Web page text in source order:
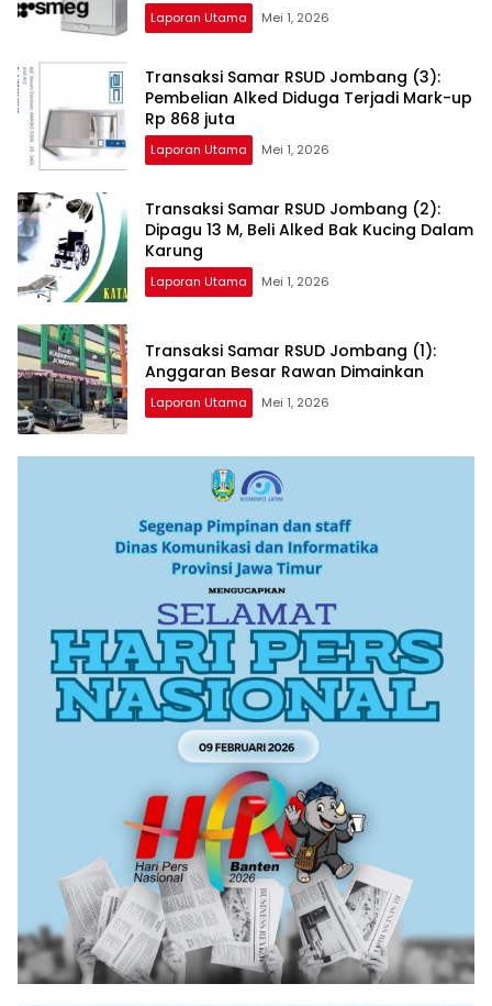
Laporan Utama Mei 1, 2026
Transaksi Samar RSUD Jombang (3):
Pembelian Alked Diduga Terjadi Mark-up
Rp 868 juta
Laporan Utama Mei 1, 2026
Transaksi Samar RSUD Jombang (2):
Dipagu 13 M, Beli Alked Bak Kucing Dalam
Karung
Laporan Utama Mei 1, 2026
Transaksi Samar RSUD Jombang (1):
Anggaran Besar Rawan Dimainkan
Laporan Utama Mei 1, 2026